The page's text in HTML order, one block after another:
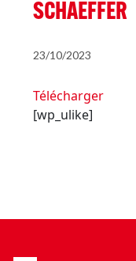
SCHAEFFER
23/10/2023
Télécharger
[wp_ulike]